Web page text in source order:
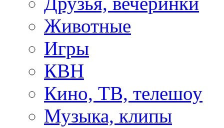
Животные
Игры
КВН
Кино, ТВ, телешоу
Музыка, клипы